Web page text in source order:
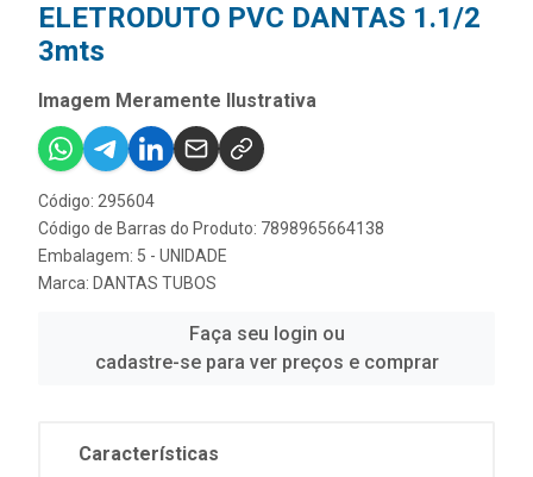
ELETRODUTO PVC DANTAS 1.1/2
3mts
Imagem Meramente Ilustrativa
Código: 295604
Código de Barras do Produto: 7898965664138
Embalagem: 5 - UNIDADE
Marca: DANTAS TUBOS
Faça seu login ou
cadastre-se para ver preços e comprar
Características